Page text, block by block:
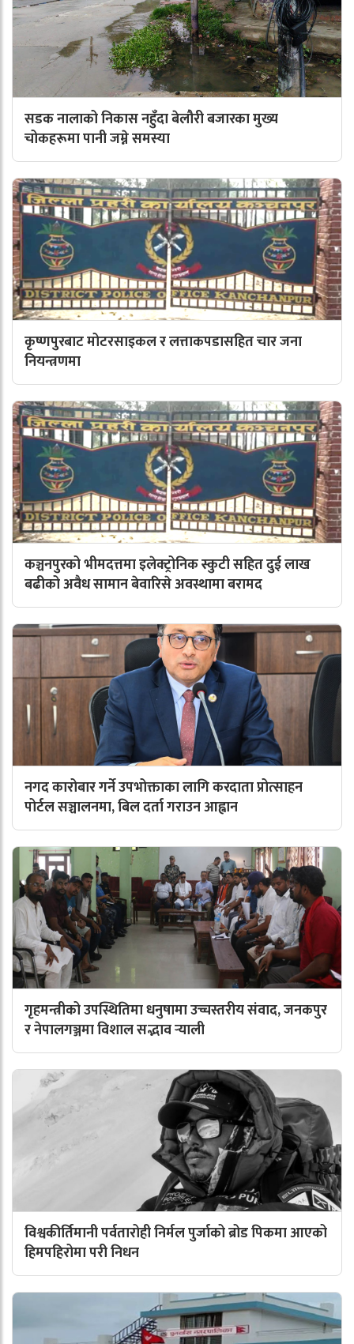
सडक नालाको निकास नहुँदा बेलौरी बजारका मुख्य
चोकहरूमा पानी जम्ने समस्या
कृष्णपुरबाट मोटरसाइकल र लत्ताकपडासहित चार जना
नियन्त्रणमा
कञ्चनपुरको भीमदत्तमा इलेक्ट्रोनिक स्कुटी सहित दुई लाख
बढीको अवैध सामान बेवारिसे अवस्थामा बरामद
नगद कारोबार गर्ने उपभोक्ताका लागि करदाता प्रोत्साहन
पोर्टल सञ्चालनमा, बिल दर्ता गराउन आह्वान
गृहमन्त्रीको उपस्थितिमा धनुषामा उच्चस्तरीय संवाद, जनकपुर
र नेपालगञ्जमा विशाल सद्भाव र्‍याली
विश्वकीर्तिमानी पर्वतारोही निर्मल पुर्जाको ब्रोड पिकमा आएको
हिमपहिरोमा परी निधन